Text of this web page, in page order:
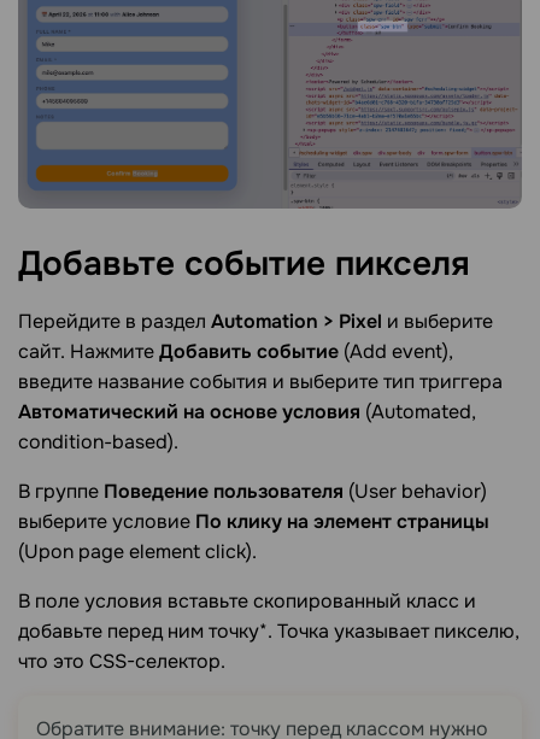
Добавьте событие пикселя
Перейдите в раздел Automation > Pixel и выберите
сайт. НажмитеДобавить событие (Add event),
введите название события и выберите тип триггера
Автоматический на основе условия (Automated,
condition-based).
В группе Поведение пользователя (User behavior)
выберите условие По клику на элемент страницы
(Upon page element click).
В поле условия вставьте скопированный класс и
добавьте перед ним точку*. Точка указывает пикселю,
что это CSS-селектор.
Обратите внимание: точку перед классом нужно